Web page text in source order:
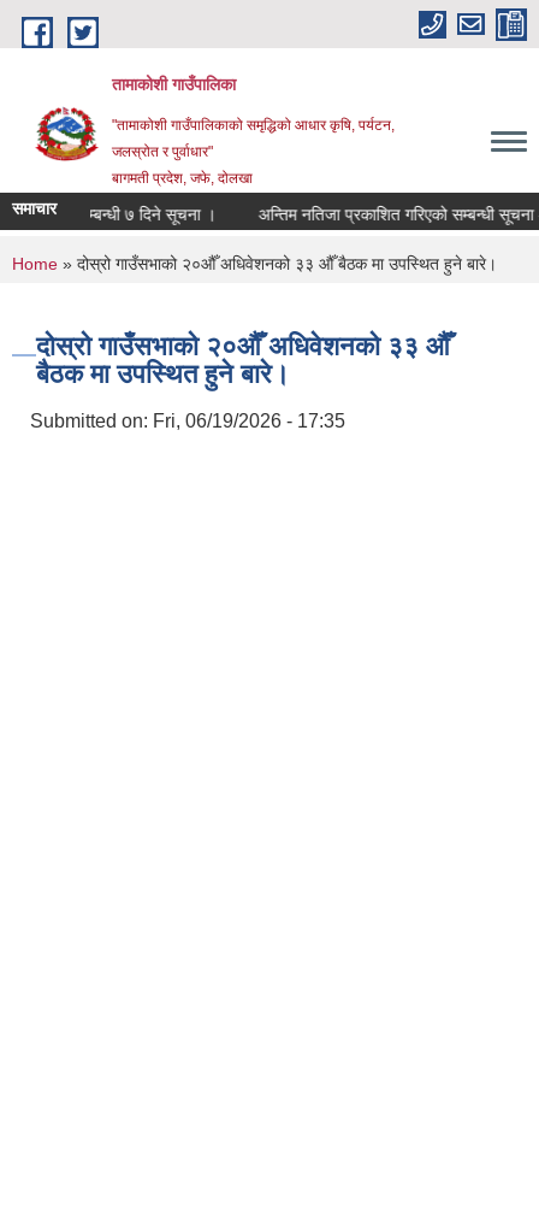
Skip to main content
तामाकोशी गाउँपालिका
"तामाकोशी गाउँपालिकाको समृद्धिको आधार कृषि, पर्यटन,
जलस्रोत र पुर्वाधार"
बागमती प्रदेश, जफे, दोलखा
समाचार
गर्ने सम्बन्धी ७ दिने सूचना । अन्तिम नतिजा प्रकाशित गरिएको सम्बन्धी सूचना -
You are here
Home » दोस्रो गाउँसभाको २०औँ अधिवेशनको ३३ औँ बैठक मा उपस्थित हुने बारे।
दोस्रो गाउँसभाको २०औँ अधिवेशनको ३३ औँ
बैठक मा उपस्थित हुने बारे।
Submitted on: Fri, 06/19/2026 - 17:35